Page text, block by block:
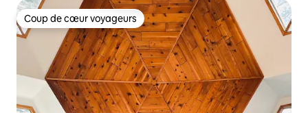
Coup de cœur voyageurs
Coup de cœur voyageurs